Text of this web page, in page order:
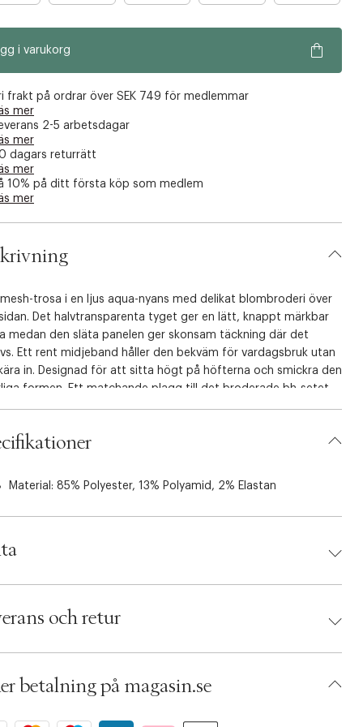
n
å
g
a
f
k
å
i varukorg
frakt på ordrar över SEK 749 för medlemmar
mer
2-5 arbetsdagar
mer
dagars returrätt
mer
10% på ditt första köp som medlem
mer
mesh-trosa i en ljus aqua-nyans med delikat blombroderi över
Det halvtransparenta tyget ger en lätt, knappt märkbar
medan den släta panelen ger skonsam täckning där det
Ett rent midjeband håller den bekväm för vardagsbruk utan
in. Designad för att sitta högt på höfterna och smickra den
formen. Ett matchande plagg till det broderade bh-setet
komfort och elegans.
Material: 85% Polyester, 13% Polyamid, 2% Elastan
8720991797285
S15452860
och retur
betalning på magasin.se